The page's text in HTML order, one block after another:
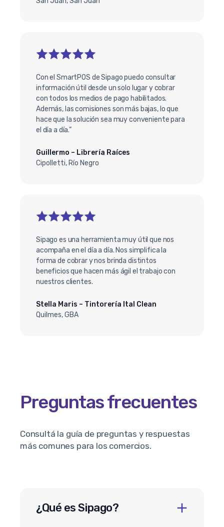
Con el SmartPOS de Sipago puedo consultar
información útil desde un solo lugar y cobrar
con todos los medios de pago habilitados.
Además, las comisiones son más bajas, lo que
hace que la solución sea muy conveniente para
el día a día.”
Guillermo – Librería Raíces
Cipolletti, Río Negro
Sipago es una herramienta muy útil que nos
acompaña en el día a día. Nos simplifica la
forma de cobrar y nos brinda distintos
beneficios que hacen más ágil el trabajo con
nuestros clientes.
Stella Maris – Tintorería Ital Clean
Quilmes, GBA
Preguntas frecuentes
Consultá la guía de preguntas y respuestas
más comunes para los comercios.
¿Qué es Sipago?